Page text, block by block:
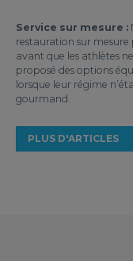
Service sur mesure :
restauration sur
avant que les athlètes
proposé des options
lorsque leur régime
gourmand.
PLUS D'ARTICLES